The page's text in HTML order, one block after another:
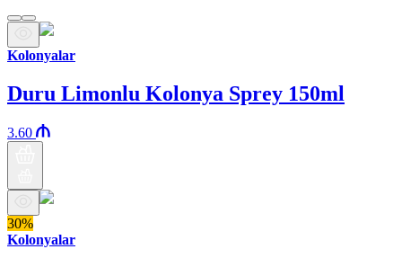
Kolonyalar
Duru Limonlu Kolonya Sprey 150ml
3.60
30%
Kolonyalar